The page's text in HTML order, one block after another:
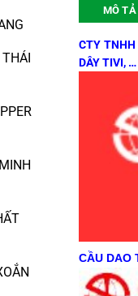
MÔ TẢ
CTY TNHH
DÂY TIVI, …
CẦU DAO